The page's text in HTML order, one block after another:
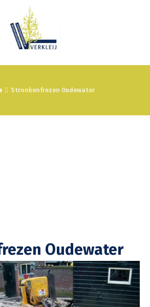
Stronkenfrezen Oudewater
Oudewater